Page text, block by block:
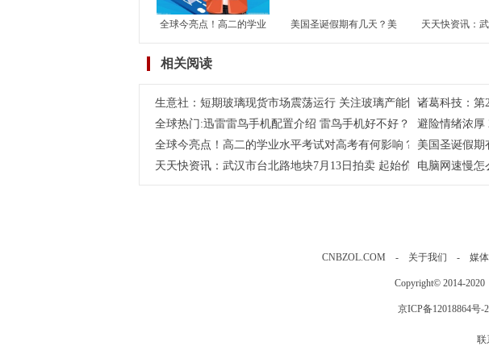
全球今亮点！高二的学业
响？学考对高考到底有没
美国圣诞假期有几天？美
天天快资讯：
相关阅读
生意社：短期玻璃现货市场震荡运行 关注玻璃产能恢复及房地产竣
诸葛科技：第
全球热门:迅雷雷鸟手机配置介绍 雷鸟手机好不好？
避险情绪浓厚
全球今亮点！高二的学业水平考试对高考有何影响？学考对高考到
美国圣诞假期
天天快资讯：武汉市台北路地块7月13日拍卖 起始价约51亿元
电脑网速慢怎
CNBZOL.COM - 关于我们 - 媒
Copyright© 2014-
京ICP备12018864号-
联